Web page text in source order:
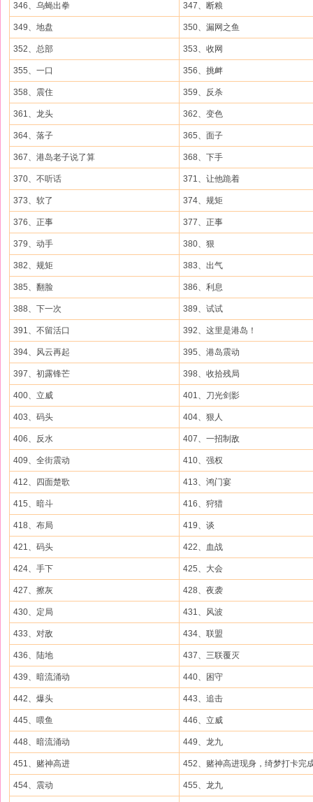
346、乌蝇出拳 347、断粮
349、地盘 350、漏网之鱼
352、总部 353、收网
355、一口 356、挑衅
358、震住 359、反杀
361、龙头 362、变色
364、落子 365、面子
367、港岛老子说了算 368、下手
370、不听话 371、让他跪着
373、软了 374、规矩
376、正事 377、正事
379、动手 380、狠
382、规矩 383、出气
385、翻脸 386、利息
388、下一次 389、试试
391、不留活口 392、这里是港岛！
394、风云再起 395、港岛震动
397、初露锋芒 398、收拾残局
400、立威 401、刀光剑影
403、码头 404、狠人
406、反水 407、一招制敌
409、全街震动 410、强权
412、四面楚歌 413、鸿门宴
415、暗斗 416、狩猎
418、布局 419、谈
421、码头 422、血战
424、手下 425、大会
427、擦灰 428、夜袭
430、定局 431、风波
433、对敌 434、联盟
436、陆地 437、三联覆灭
439、暗流涌动 440、困守
442、爆头 443、追击
445、喂鱼 446、立威
448、暗流涌动 449、龙九
451、赌神高进 452、赌神高进现身，绮梦打卡完
454、震动 455、龙九